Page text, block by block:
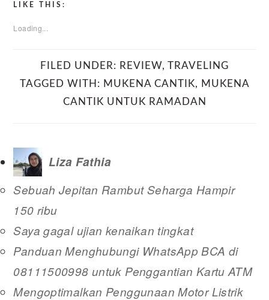
LIKE THIS:
Loading...
FILED UNDER: REVIEW, TRAVELING
TAGGED WITH: MUKENA CANTIK, MUKENA
CANTIK UNTUK RAMADAN
Liza Fathia
Sebuah Jepitan Rambut Seharga Hampir
150 ribu
Saya gagal ujian kenaikan tingkat
Panduan Menghubungi WhatsApp BCA di
08111500998 untuk Penggantian Kartu ATM
Mengoptimalkan Penggunaan Motor Listrik